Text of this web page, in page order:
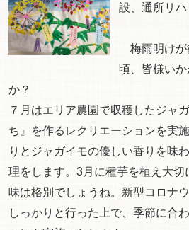
設、通所リハ
梅雨明けが
頃、皆様い
か？
７月はエリア農園で収穫したジャ
ち』を作るレクリエーションを実
りとジャガイモの優しい香りを味
理をします。3月に種芋を植え大
味は格別でしょうね。新型コロナ
しっかりと行った上で、季節に合